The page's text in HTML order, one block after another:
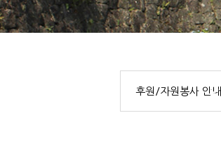
후원/자원봉사 안내